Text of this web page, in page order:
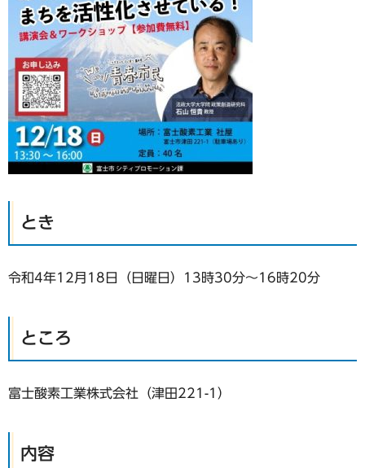
とき
令和4年12月18日（日曜日）13時30分～16時20分
ところ
富士酸素工業株式会社（津田221-1）
内容